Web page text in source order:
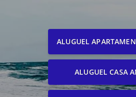
ALUGUEL
ALUGUEL CASA